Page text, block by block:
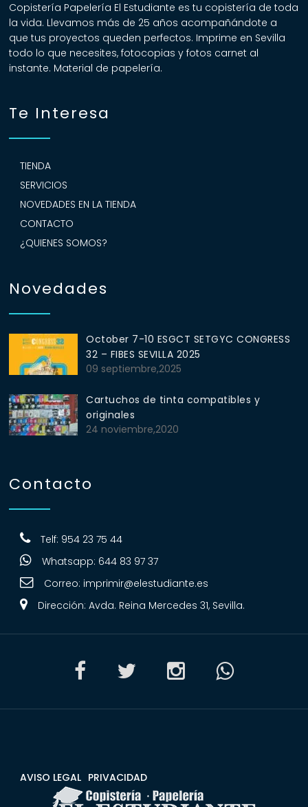
Copistería Papelería El Estudiante es tu copistería de toda
la vida. Llevamos más de 25 años acompañándote a
que tus proyectos queden perfectos. Imprime en Sevilla
todo lo que necesites, fotocopias y fotos carnet al
instante. Material de papelería.
Te Interesa
TIENDA
SERVICIOS
NOVEDADES EN LA TIENDA
CONTACTO
¿QUIENES SOMOS?
Novedades
October 7-10 ESGCT SETGYC CONGRESS
32 – FIBES SEVILLA 2025
09 septiembre,2025
Cartuchos de tinta compatibles y
originales
24 noviembre,2020
Contacto
Telf: 954 23 75 44
Whatsapp: 644 83 97 37
Correo: imprimir@elestudiante.es
Dirección: Avda. Reina Mercedes 31, Sevilla.
AVISO LEGAL PRIVACIDAD